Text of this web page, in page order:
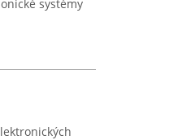
systémy